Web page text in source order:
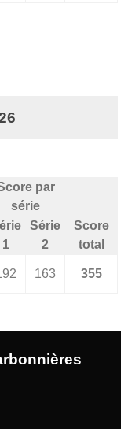
par
série
1
Série
2
Score
total
163 355